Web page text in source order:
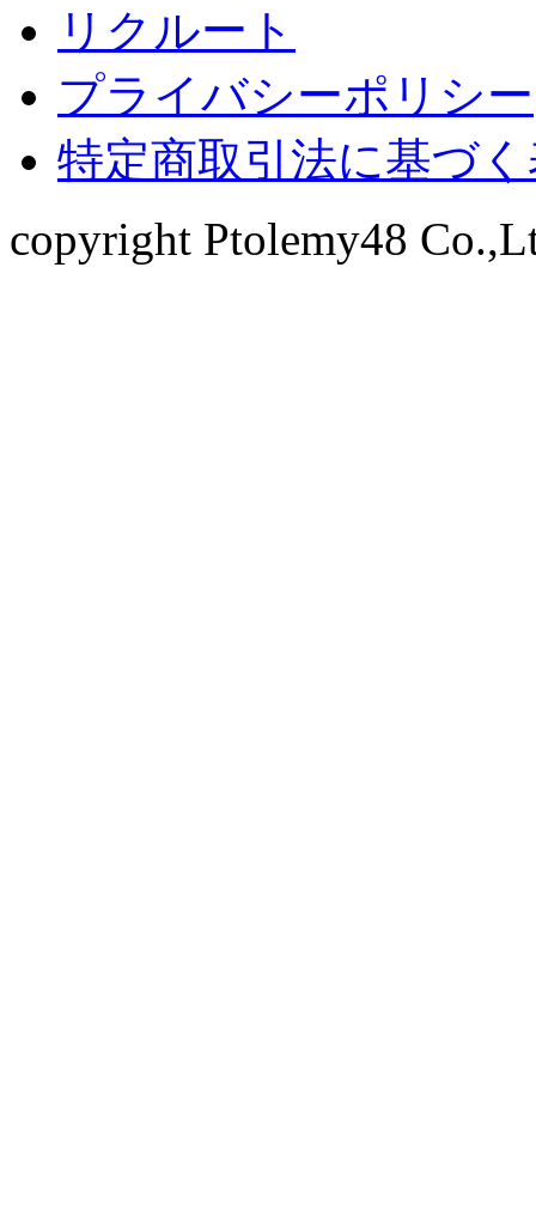
リクルート
プライバシーポリシー
特定商取引法に基づ
copyright Ptolemy48